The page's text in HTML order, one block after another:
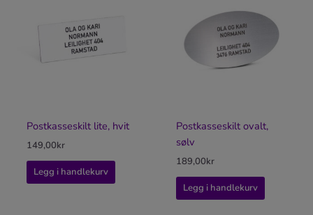
Postkasseskilt lite, hvit
149,00kr
Legg i handlekurv
Postkasseskilt ovalt,
sølv
189,00kr
Legg i handlekurv